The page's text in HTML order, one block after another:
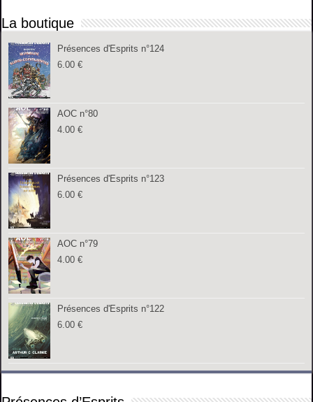
La boutique
Présences d'Esprits n°124
6.00€
AOC n°80
4.00€
Présences d'Esprits n°123
6.00€
AOC n°79
4.00€
Présences d'Esprits n°122
6.00€